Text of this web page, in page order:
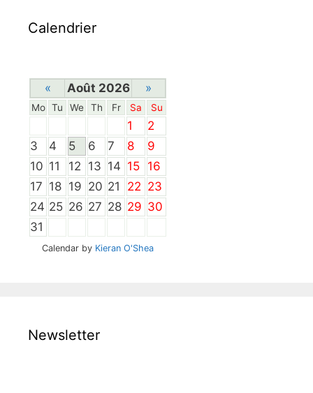
Calendrier
« Août 2026 »
Mo Tu We Th Fr Sa Su
1
2
3
4 5 6 7 8
9
10 11 12 13 14 15 16
17 18 19 20 21 22 23
24 25 26 27 28 29 30
31
Calendar by Kieran O'Shea
Newsletter